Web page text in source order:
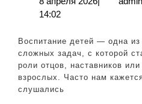
14:02
Воспитание детей — одна из самых важных, но и
сложных задач, с которой
роли отцов, наставников
взрослых. Часто нам
слушались